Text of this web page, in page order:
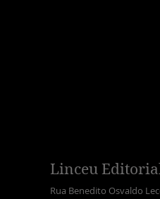
Linceu
Rua Benedito Osvaldo